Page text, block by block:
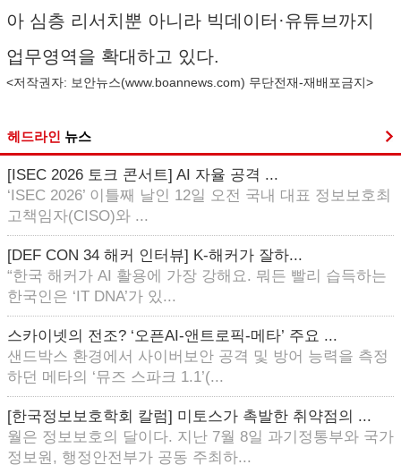
아 심층 리서치뿐 아니라 빅데이터·유튜브까지
업무영역을 확대하고 있다.
<저작권자: 보안뉴스(www.boannews.com) 무단전재-재배포금지>
헤드라인 뉴스
[ISEC 2026 토크 콘서트] AI 자율 공격 ...
‘ISEC 2026’ 이틀째 날인 12일 오전 국내 대표 정보보호최
고책임자(CISO)와 ...
[DEF CON 34 해커 인터뷰] K-해커가 잘하...
“한국 해커가 AI 활용에 가장 강해요. 뭐든 빨리 습득하는
한국인은 ‘IT DNA’가 있...
스카이넷의 전조? ‘오픈AI-앤트로픽-메타’ 주요 ...
샌드박스 환경에서 사이버보안 공격 및 방어 능력을 측정
하던 메타의 ‘뮤즈 스파크 1.1’(...
[한국정보보호학회 칼럼] 미토스가 촉발한 취약점의 ...
월은 정보보호의 달이다. 지난 7월 8일 과기정통부와 국가
정보원, 행정안전부가 공동 주최하...